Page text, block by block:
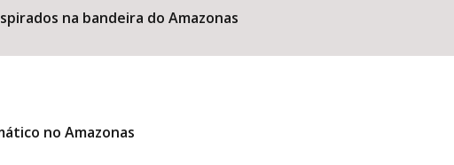
na bandeira do Amazonas
no Amazonas